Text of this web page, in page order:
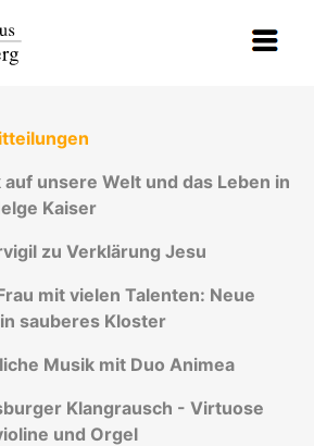
auf unsere Welt und das Leben in
Kaiser
zu Verklärung Jesu
mit vielen Talenten: Neue
sauberes Kloster
Musik mit Duo Animea
Klangrausch - Virtuose
und Orgel